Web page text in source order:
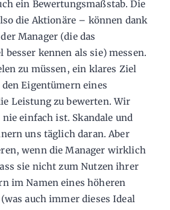
ein Bewertungsmaßstab. Die
die Aktionäre – können dank
Manager (die das
kennen als sie) messen.
zu müssen, ein klares Ziel
Eigentümern eines
Leistung zu bewerten. Wir
einfach ist. Skandale und
uns täglich daran. Aber
wenn die Manager wirklich
sie nicht zum Nutzen ihrer
im Namen eines höheren
auch immer dieses Ideal